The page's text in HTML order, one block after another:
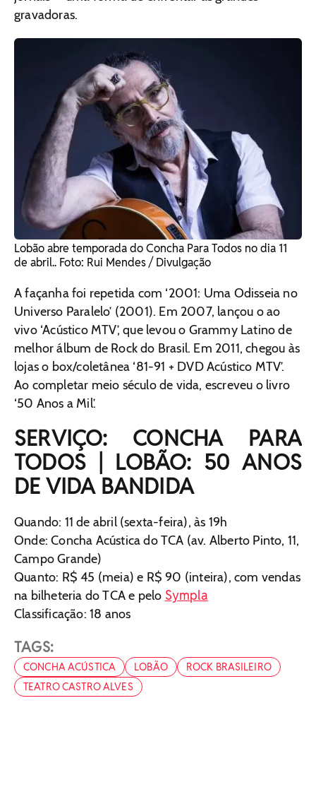
gravadoras.
Lobão abre temporada do Concha Para Todos no dia 11
de abril.. Foto: Rui Mendes / Divulgação
A façanha foi repetida com ‘2001: Uma Odisseia no
Universo Paralelo’ (2001). Em 2007, lançou o ao
vivo ‘Acústico MTV’, que levou o Grammy Latino de
melhor álbum de Rock do Brasil. Em 2011, chegou às
lojas o box/coletânea ‘81-91 + DVD Acústico MTV’.
Ao completar meio século de vida, escreveu o livro
‘50 Anos a Mil’.
SERVIÇO: CONCHA PARA
TODOS | LOBÃO: 50 ANOS
DE VIDA BANDIDA
Quando: 11 de abril (sexta-feira), às 19h
Onde: Concha Acústica do TCA (av. Alberto Pinto, 11,
Campo Grande)
Quanto: R$ 45 (meia) e R$ 90 (inteira), com vendas
na bilheteria do TCA e pelo Sympla
Classificação: 18 anos
TAGS:
CONCHA ACÚSTICA LOBÃO
ROCK BRASILEIRO
TEATRO CASTRO ALVES